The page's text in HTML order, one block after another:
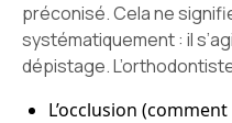
préconisé. Cela ne
systématiquement : il
dépistage.
L’occlusion